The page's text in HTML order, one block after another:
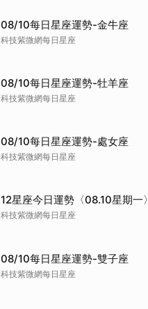
08/10每日星座運勢-金牛座
科技紫微網每日星座
08/10每日星座運勢-牡羊座
科技紫微網每日星座
08/10每日星座運勢-處女座
科技紫微網每日星座
12星座今日運勢〈08.10星期一〉
科技紫微網每日星座
08/10每日星座運勢-雙子座
科技紫微網每日星座